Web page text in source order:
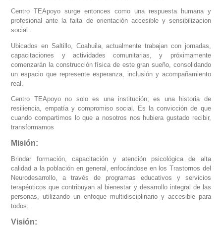
Centro TEApoyo surge entonces como una respuesta humana y
profesional ante la falta de orientación accesible y sensibilizacion
social .
Ubicados en Saltillo, Coahuila, actualmente trabajan con jornadas,
capacitaciones y actividades comunitarias, y próximamente
comenzarán la construcción física de este gran sueño, consolidando
un espacio que represente esperanza, inclusión y acompañamiento
real.
Centro TEApoyo no solo es una institución; es una historia de
resiliencia, empatía y compromiso social. Es la convicción de que
cuando compartimos lo que a nosotros nos hubiera gustado recibir,
transformamos
Misión:
Brindar formación, capacitación y atención psicológica de alta
calidad a la población en general, enfocándose en los Trastornos del
Neurodesarrollo, a través de programas educativos y servicios
terapéuticos que contribuyan al bienestar y desarrollo integral de las
personas, utilizando un enfoque multidisciplinario y accesible para
todos.
Visión: